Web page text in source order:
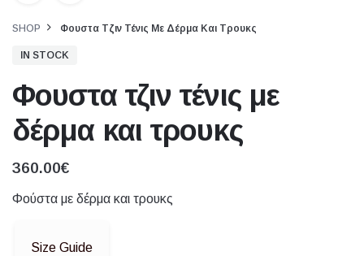
SHOP Φουστα Τζιν Τένις Με Δέρμα Και Τρουκς
IN STOCK
Φουστα τζιν τένις με
δέρμα και τρουκς
360.00€
Φούστα με δέρμα και τρουκς
Size Guide